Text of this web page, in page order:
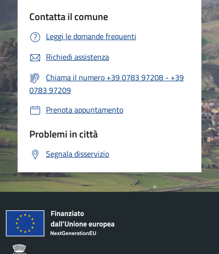
Contatta il comune
Leggi le domande frequenti
Richiedi assistenza
Chiama il numero +39 0783 97208 - +39
0783 97209
Prenota appuntamento
Problemi in città
Segnala disservizio